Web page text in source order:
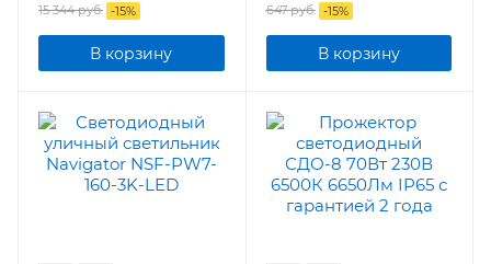
15 344 руб. -15%
В корзину
647руб. -15%
В корзину